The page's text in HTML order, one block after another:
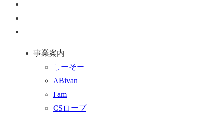
事業案内
しーそー
ABivan
I am
CSロープ